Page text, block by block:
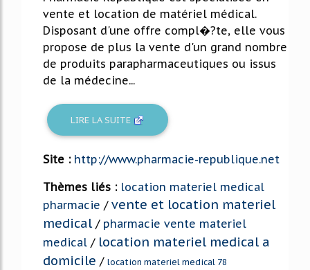
vente et location de matériel médical.
Disposant d'une offre compl�?te, elle vous
propose de plus la vente d'un grand nombre
de produits parapharmaceutiques ou issus
de la médecine...
LIRE LA SUITE
Site : http://www.pharmacie-republique.net
Thèmes liés : location materiel medical
pharmacie / vente et location materiel
medical/ pharmacie vente materiel
medical / location materiel medical a
domicile / location materiel medical 78